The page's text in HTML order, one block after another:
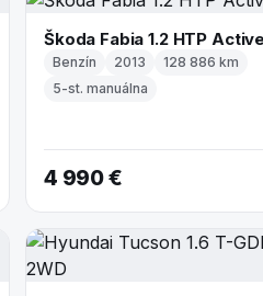
Škoda Fabia 1.2 HTP
Benzín 2013
128 886 km
5-st. manuálna
4 990 €